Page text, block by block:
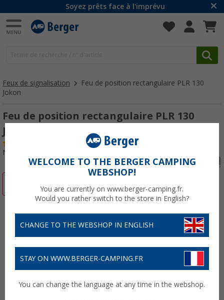
Soyez prêts face à l'imprévu
Feux de signalisation
Feu de position rectangulaire PLR 130
Jokon
Feu de position rectangulaire PLR 130
Jokon
N° d'art : 153070
WELCOME TO THE BERGER CAMPING
WEBSHOP!
You are currently on www.berger-camping.fr.
Would you rather switch to the store in English?
CHANGE TO THE WEBSHOP IN ENGLISH
STAY ON WWW.BERGER-CAMPING.FR
You can change the language at any time in the webshop.